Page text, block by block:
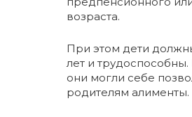
возраста.
При этом дети
лет и
они могли себе
родителям алименты.